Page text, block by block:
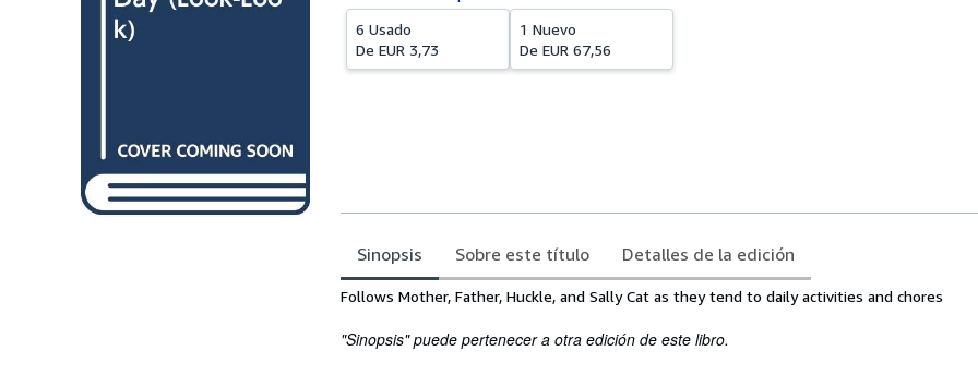
6 Usado
De EUR 3,73
1 Nuevo
De EUR 67,56
Sinopsis Sobre este título Detalles de la edición
Sinopsis
Follows Mother, Father, Huckle, and Sally Cat as they tend to daily activities and chores
"Sinopsis" puede pertenecer a otra edición de este libro.